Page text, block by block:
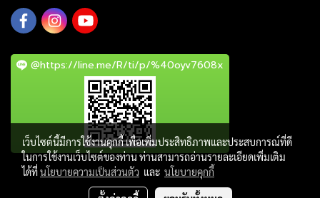
@https://line.me/R/ti/p/%40oyv7608x
เว็บไซต์นี้มีการใช้งานคุกกี้ เพื่อเพิ่มประสิทธิภาพและประสบการณ์ที่ดี
ในการใช้งานเว็บไซต์ของท่าน ท่านสามารถอ่านรายละเอียดเพิ่มเติม
ได้ที่นโยบายความเป็นส่วนตัว และ นโยบายคุกกี้